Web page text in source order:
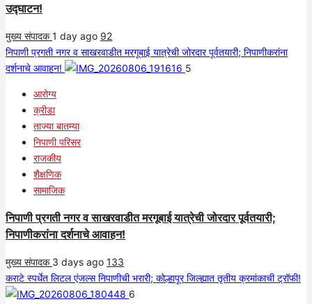
उद्घाटन!
मुख्य संपादक1 day ago 92
निपाणी प्रगती नगर व साखरवाडीत मरगूबाई यात्रेची जोरदार पूर्वतयारी; निपाणीकरांना
दर्शनाचे आवाहन!
5
आरोग्य
क्रीडा
ताज्या बातम्या
निपाणी परिसर
राजकीय
शैक्षणिक
सामाजिक
निपाणी प्रगती नगर व साखरवाडीत मरगूबाई यात्रेची जोरदार पूर्वतयारी;
निपाणीकरांना दर्शनाचे आवाहन!
मुख्य संपादक 3 days ago 133
कराटे स्पर्धेत लिटल एंजल्स निपाणीची भरारी; कोल्हापूर जिल्ह्यात तृतीय क्रमांकाची ट्रॉफी!
6